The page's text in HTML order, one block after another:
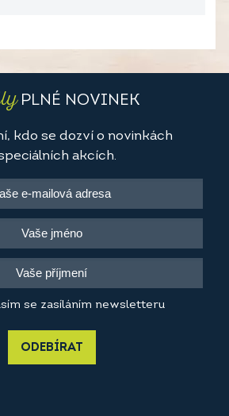
PLNÉ NOVINEK
kdo se dozví o novinkách
akcích.
se zasíláním newsletteru
ODEBÍRAT